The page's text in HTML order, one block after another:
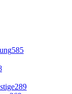
585
289